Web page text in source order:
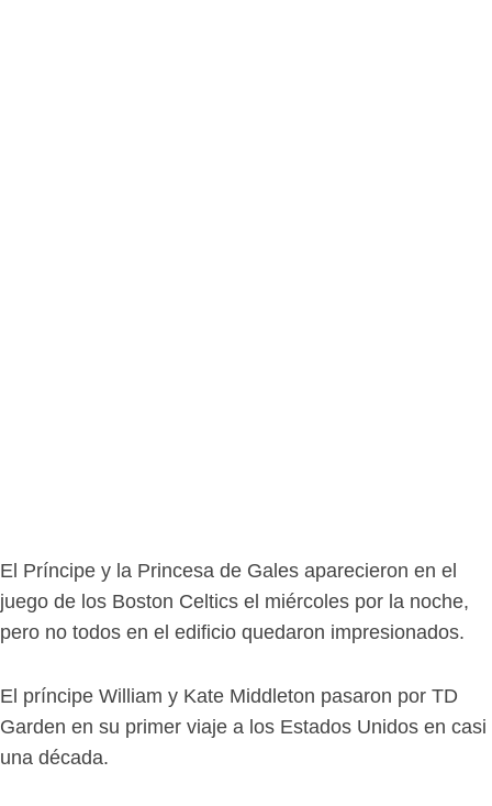
El Príncipe y la Princesa de Gales aparecieron en el
juego de los Boston Celtics el miércoles por la noche,
pero no todos en el edificio quedaron impresionados.
El príncipe William y Kate Middleton pasaron por TD
Garden en su primer viaje a los Estados Unidos en casi
una década.